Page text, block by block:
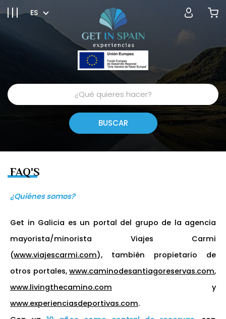
ES
FAQ'S
¿Quiénes somos?
Get in Galicia es un portal del grupo de la agencia
mayorista/minorista Viajes Carmi
(www.viajescarmi.com), también propietario de
otros portales, www.caminodesantiagoreservas.com,
www.livingthecamino.com y
www.experienciasdeportivas.com.